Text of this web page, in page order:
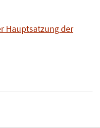
Hauptsatzung der